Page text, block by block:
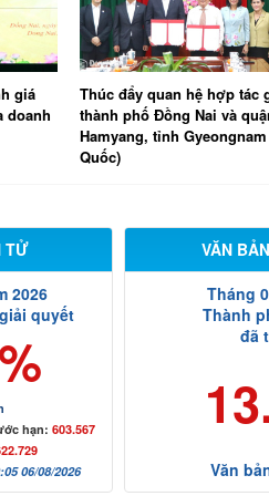
giữa
(Hàn
Đoàn Đại biểu Quốc hội
phố Đồng Nai tham dự Kỳ
không thường lệ thứ nhất,
hội khóa XVI
TỬ
2026
quyết
hạn: 603.567
06/08/2026
VĂN
Tháng
Thành
đã
Văn